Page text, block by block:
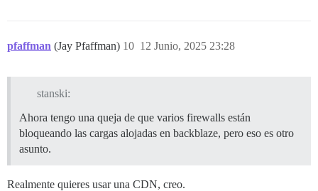
pfaffman (Jay Pfaffman) 12 Junio, 2025 23:28
10
stanski:
Ahora tengo una queja de que varios firewalls están
bloqueando las cargas alojadas en backblaze, pero eso es otro
asunto.
Realmente quieres usar una CDN, creo.